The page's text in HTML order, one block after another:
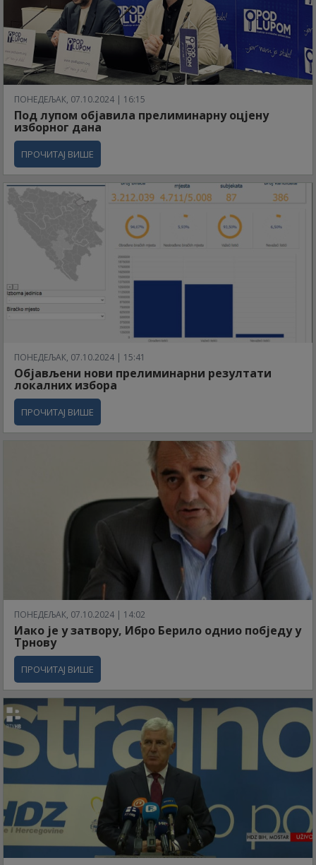
ПОНЕДЕЉАК, 07.10.2024 | 16:15
Под лупом објавила прелиминарну оцјену
изборног дана
ПРОЧИТАЈ ВИШЕ
ПОНЕДЕЉАК, 07.10.2024 | 15:41
Објављени нови прелиминарни резултати
локалних избора
ПРОЧИТАЈ ВИШЕ
ПОНЕДЕЉАК, 07.10.2024 | 14:02
Иако је у затвору, Ибро Берило однио побједу у
Трнову
ПРОЧИТАЈ ВИШЕ